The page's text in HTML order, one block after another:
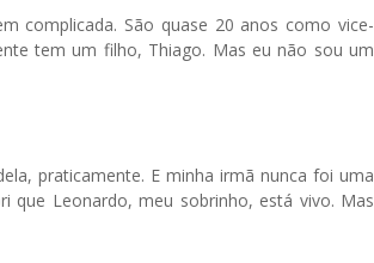
complicada. São quase 20 anos como vice-
tem um filho, Thiago. Mas eu não sou um
praticamente. E minha irmã nunca foi uma
que Leonardo, meu sobrinho, está vivo. Mas